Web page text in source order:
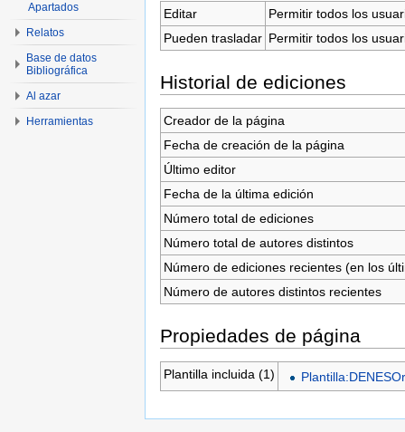
Editar
Permitir todos los
Pueden trasladar Permitir todos los
Historial de ediciones
Creador de la página
Fecha de creación de la página
Último editor
Fecha de la última edición
Número total de ediciones
Número total de autores distintos
Número de ediciones recientes (en los
Número de autores distintos recientes
Propiedades de página
Plantilla incluida (1)
Apartados
Relatos
Base de datos
Bibliográfica
Al azar
Herramientas